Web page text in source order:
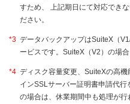
すため、 上記期日にて対応でき
ださい。
*3 データバックアップはSuiteX（
ービスです。SuiteX（V2）の場
*4 ディスク容量変更、SuiteXの高
インSSLサーバー証明書申請代
の場合は、休業期間中も処理が行